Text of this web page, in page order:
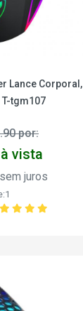
Lance Corporal,
T-tgm107
por:
vista
juros